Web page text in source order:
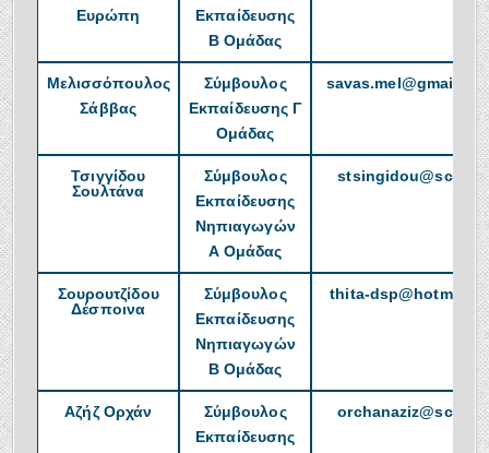
Ευρώπη
Εκπαίδευσης
B Ομάδας
Μελισσόπουλος
Σάββας
Σύμβουλος
Εκπαίδευσης Γ
Ομάδας
Τσιγγίδου
Σουλτάνα
Σύμβουλος
Εκπαίδευσης
Νηπιαγωγών
Α Ομάδας
stsingidou@sch.gr
Σουρουτζίδου
Δέσποινα
Σύμβουλος
Εκπαίδευσης
Νηπιαγωγών
Β Ομάδας
thita-
Αζήζ Ορχάν
Σύμβουλος
Εκπαίδευσης
orchanaziz@sch.gr